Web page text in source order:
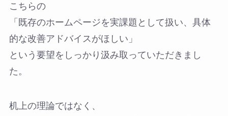
こちらの
「既存のホームページを実課題として扱い、具体
的な改善アドバイスがほしい」
という要望をしっかり汲み取っていただきまし
た。
机上の理論ではなく、